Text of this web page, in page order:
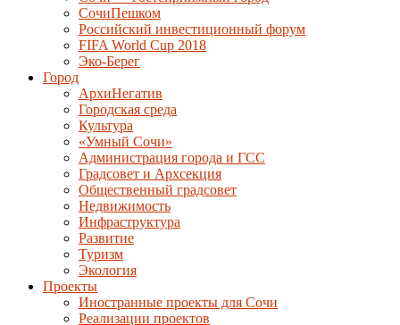
СочиПешком
Российский инвестиционный форум
FIFA World Cup 2018
Эко-Берег
Город
АрхиНегатив
Городская среда
Культура
«Умный Сочи»
Администрация города и ГСС
Градсовет и Архсекция
Общественный градсовет
Недвижимость
Инфраструктура
Развитие
Туризм
Экология
Проекты
Иностранные проекты для Сочи
Реализации проектов